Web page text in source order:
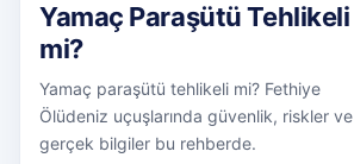
Yamaç Paraşütü Tehlikeli
mi?
Yamaç paraşütü tehlikeli mi? Fethiye
Ölüdeniz uçuşlarında güvenlik, riskler ve
gerçek bilgiler bu rehberde.